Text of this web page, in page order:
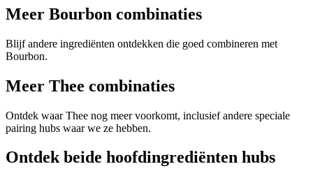
Meer Bourbon combinaties
Blijf andere ingrediënten ontdekken die goed combineren met
Bourbon.
Meer Thee combinaties
Ontdek waar Thee nog meer voorkomt, inclusief andere speciale
pairing hubs waar we ze hebben.
Ontdek beide hoofdingrediënten hubs